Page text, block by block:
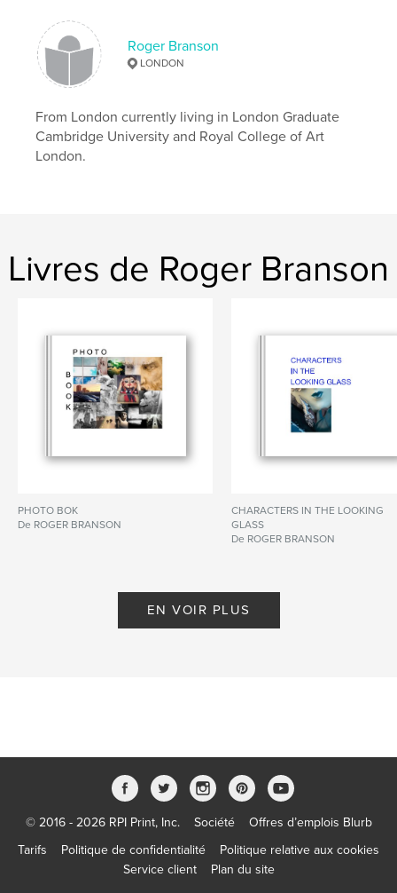
Mots-clés
photoshop art , digital art
Roger Branson
LONDON
From London currently living in London Graduate
Cambridge University and Royal College of Art
London.
Livres de Roger Branson
PHOTO BOK
De ROGER BRANSON
CHARACTERS IN THE LOOKING
GLASS
De ROGER BRANSON
EN VOIR PLUS
© 2016 - 2026 RPI Print, Inc. Société
Offres d’emplois Blurb
Tarifs
Politique de confidentialité
Politique relative aux cookies
Service client
Plan du site